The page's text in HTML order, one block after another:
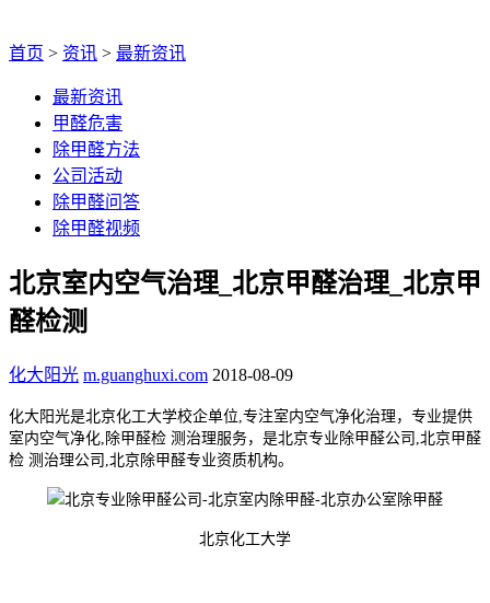
首页 > 资讯 > 最新资讯
最新资讯
甲醛危害
除甲醛方法
公司活动
除甲醛问答
除甲醛视频
北京室内空气治理_北京甲醛治理_北京甲
醛检测
化大阳光 m.guanghuxi.com 2018-08-09
化大阳光是北京化工大学校企单位, 专注室内空气净化治理， 专业提供
室内空气净化,除甲醛检 测治理服务，是北京专业除甲醛公司 北京甲醛
检 测治理公司 北京除甲醛专业资质机构。
北京化工大学